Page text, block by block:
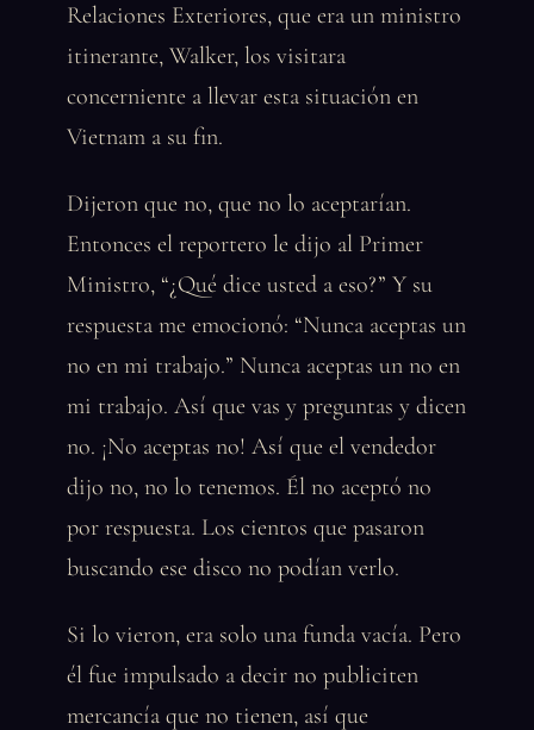
Relaciones Exteriores, que era un ministro
itinerante, Walker, los visitara
concerniente a llevar esta situación en
Vietnam a su fin.
Dijeron que no, que no lo aceptarían.
Entonces el reportero le dijo al Primer
Ministro, “¿Qué dice usted a eso?” Y su
respuesta me emocionó: “Nunca aceptas un
no en mi trabajo.” Nunca aceptas un no en
mi trabajo. Así que vas y preguntas y dicen
no. ¡No aceptas no! Así que el vendedor
dijo no, no lo tenemos. Él no aceptó no
por respuesta. Los cientos que pasaron
buscando ese disco no podían verlo.
Si lo vieron, era solo una funda vacía. Pero
él fue impulsado a decir no publiciten
mercancía que no tienen, así que